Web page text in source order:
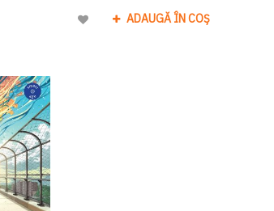
Adaugă
ADAUGĂ ÎN COȘ